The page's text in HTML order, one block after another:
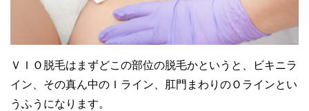
ＶＩＯ脱毛はまずどこの部位の脱毛かというと、ビキニラ
イン、その真ん中のＩライン、肛門まわりのＯラインとい
うふうになります。